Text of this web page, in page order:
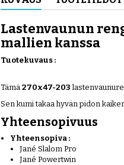
Lastenvaunun
mallien kanssa
Tuotekuvaus :
Tämä 270x47-203
Sen kumi takaa hyvän pidon
Yhteensopivuus
Yhteensopiva :
Jané Slalom Pro
Jané Powertwin